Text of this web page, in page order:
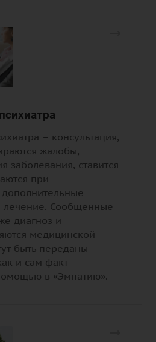
– консультация,
жалобы,
заболевания, ставится
при
лечение. Сообщенные
диагноз и
медицинской
быть переданы
и сам факт
в «Эмпатию».